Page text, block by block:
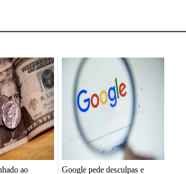
ao
Google pede desculpas e